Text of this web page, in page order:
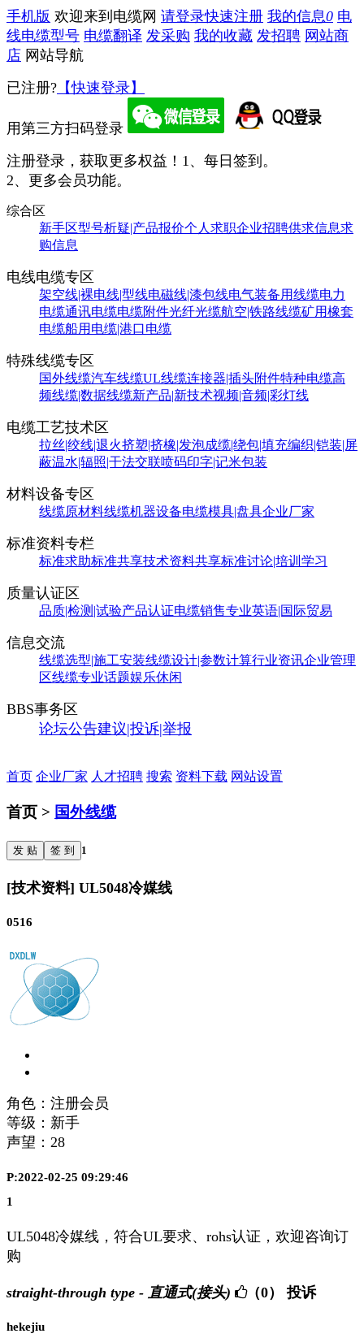
手机版 欢迎来到电缆网 请登录快速注册 我的信息0 电
线电缆型号 电缆翻译 发采购 我的收藏 发招聘 网站商
店 网站导航
已注册? 【快速登录】
用第三方扫码登录
注册登录，获取更多权益！ 1、每日签到。
2、更多会员功能。
综合区
新手区型号析疑|产品报价个人求职企业招聘供求信息求
购信息
电线电缆专区
架空线|裸电线|型线电磁线|漆包线电气装备用线缆电力
电缆通讯电缆电缆附件光纤光缆航空|铁路线缆矿用橡套
电缆船用电缆|港口电缆
特殊线缆专区
国外线缆汽车线缆UL线缆连接器|插头附件特种电缆高
频线缆|数据线缆新产品|新技术视频|音频|彩灯线
电缆工艺技术区
拉丝|绞线|退火挤塑|挤橡|发泡成缆|绕包|填充编织|铠装|屏
蔽温水|辐照|干法交联喷码印字|记米包装
材料设备专区
线缆原材料线缆机器设备电缆模具|盘具企业厂家
标准资料专栏
标准求助标准共享技术资料共享标准讨论|培训学习
质量认证区
品质|检测|试验产品认证电缆销售专业英语|国际贸易
信息交流
线缆选型|施工安装线缆设计|参数计算行业资讯企业管理
区线缆专业话题娱乐休闲
BBS事务区
论坛公告建议|投诉|举报
首页 企业厂家 人才招聘 搜索 资料下载 网站设置
首页 > 国外线缆
发 贴 签 到 1
[技术资料] UL5048冷媒线
0516
角色：注册会员
等级：新手
声望： 28
P:2022-02-25 09:29:46
1
UL5048冷媒线，符合UL要求、rohs认证，欢迎咨询订
购
straight-through type - 直通式(接头) （0） 投诉
hekejiu